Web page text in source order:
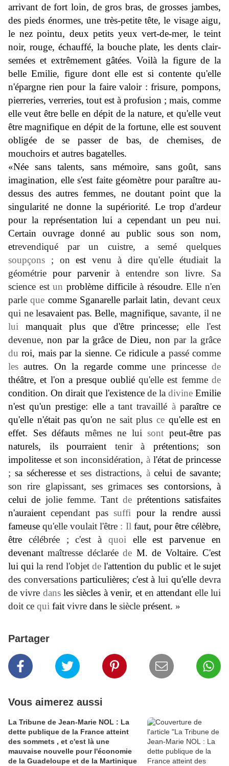
arrivant de fort loin, de gros bras, de grosses jambes,
des pieds énormes, une très-petite tête, le visage aigu,
le nez pointu, deux petits yeux vert-de-mer, le teint
noir, rouge, échauffé, la bouche plate, les dents clair-
semées et extrêmement gâtées. Voilà la figure de la
belle Emilie, figure dont elle est si contente qu'elle
n'épargne rien pour la faire valoir : frisure, pompons,
pierreries, verreries, tout est à profusion ; mais, comme
elle veut être belle en dépit de la nature, et qu'elle veut
être magnifique en dépit de la fortune, elle est souvent
obligée de se passer de bas, de chemises, de
mouchoirs et autres bagatelles.
«Née sans talents, sans mémoire, sans goût, sans
imagination, elle s'est faite géomètre pour paraître au-
dessus des autres femmes, ne doutant point que la
singularité ne donne la supériorité. Le trop d'ardeur
pour la représentation lui a cependant un peu nui.
Certain ouvrage donné au public sous son nom,
etrevendiqué par un cuistre, a semé quelques
soupçons
; on est venu à dire qu'elle étudiait la
géométrie pour parvenir à entendre son livre. Sa
science est un problème difficile à résoudre. Elle n'en
parle que comme Sganarelle parlait latin, devant ceux
qui ne lesavaient pas. Belle, magnifique, savante, il ne
lui
manquait plus que d'être princesse;
elle l'est
devenue, non par la grâce de Dieu, non par la grâce
du roi, mais par la sienne. Ce ridicule a passé comme
les autres. On la regarde comme une princesse de
théâtre, et l'on a presque oublié qu'elle est femme de
condition. On dirait que l'existence de la divine Emilie
n'est qu'un prestige: elle a tant travaillé à paraître ce
qu'elle n'était pas qu'on ne sait plus ce qu'elle est en
effet. Ses défauts mêmes ne lui sont peut-être pas
naturels, ils pourraient
tenir à
prétentions; son
impolitesse et son inconsidération, à l'état de princesse
; sa sécheresse et ses distractions, à celui de savante;
son rire glapissant, ses grimaces ses contorsions, à
celui de jolie femme. Tant de prétentions satisfaites
n'auraient cependant pas suffi pour la rendre aussi
fameuse qu'elle voulait l'être : Il faut, pour être célèbre,
être
célébrée ; c'est à quoi
elle est parvenue en
devenant maîtresse déclarée de M. de Voltaire. C'est
lui qui la rend l'objet de l'attention du public et le sujet
des conversations particulières; c'est à lui qu'elle devra
de vivre dans les siècles à venir, et en attendant elle lui
doit ce qui fait vivre dans le siècle présent. »
Partager
Vous aimerez aussi
La Tribune de Jean-Marie NOL : La
dette publique de la France atteint
des sommets , et c'est là une
mauvaise nouvelle pour l'économie
de la Guadeloupe et de la Martinique